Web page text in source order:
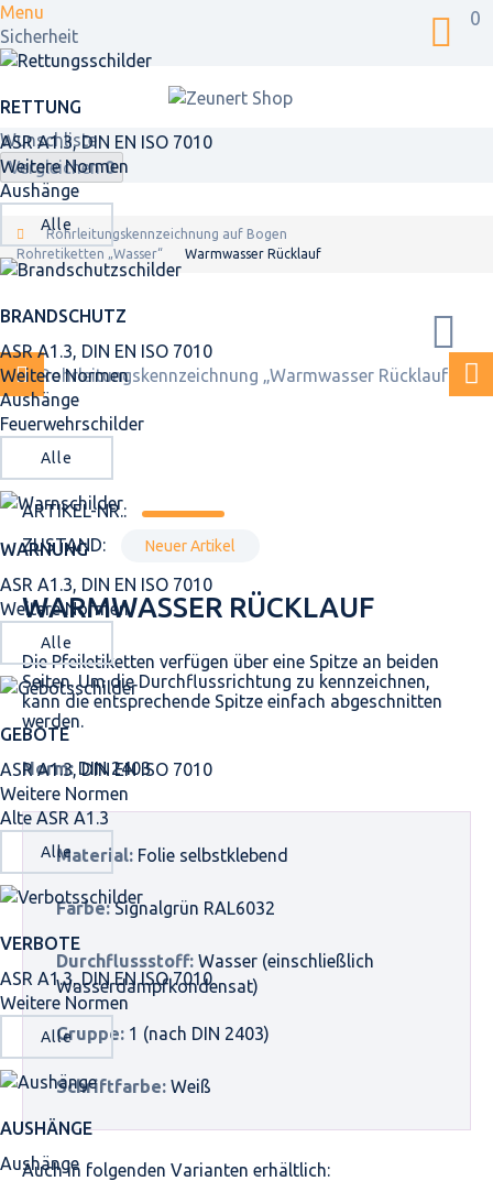
0
Menu
Sicherheit
RETTUNG
ASR A1.3, DIN EN ISO 7010
Weitere Normen
Aushänge
Alle
BRANDSCHUTZ
ASR A1.3, DIN EN ISO 7010
Weitere Normen
Aushänge
Feuerwehrschilder
Alle
WARNUNG
ASR A1.3, DIN EN ISO 7010
Weitere Normen
Alle
GEBOTE
ASR A1.3, DIN EN ISO 7010
Weitere Normen
Alte ASR A1.3
Alle
VERBOTE
ASR A1.3, DIN EN ISO 7010
Weitere Normen
Alle
AUSHÄNGE
Aushänge
Wunschliste
Vergleichen0
Rohrleitungskennzeichnung auf Bogen
Rohretiketten „Wasser“
Warmwasser Rücklauf
ARTIKEL-NR.:
ZUSTAND:
Neuer Artikel
WARMWASSER RÜCKLAUF
Die Pfeiletiketten verfügen über eine Spitze an beiden
Seiten. Um die Durchflussrichtung zu kennzeichnen,
kann die entsprechende Spitze einfach abgeschnitten
werden.
Norm: DIN 2403
Material: Folie selbstklebend
Farbe:Signalgrün RAL6032
Durchflussstoff: Wasser (einschließlich
Wasserdampfkondensat)
Gruppe: 1 (nach DIN 2403)
Schriftfarbe: Weiß
Auch in folgenden Varianten erhältlich: